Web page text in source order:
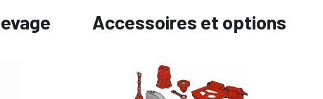
Accessoires et options